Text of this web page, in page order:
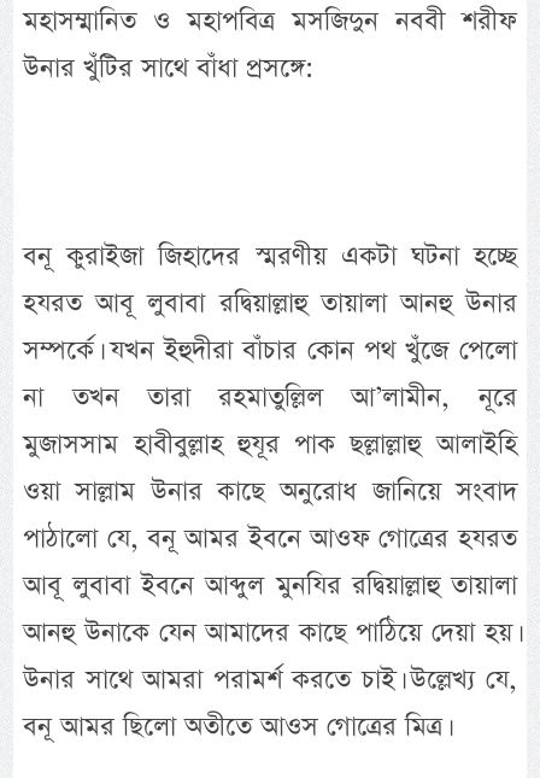
মহাসম্মানিত ও মহাপবিত্র মসজিদুন নববী শরীফ
উনার খুঁটির সাথে বাঁধা প্রসঙ্গে:
বনূ কুরাইজা জিহাদের স্মরণীয় একটা ঘটনা হচ্ছে
হযরত আবূ লুবাবা রদ্বিয়াল্লাহু তায়ালা আনহু উনার
সম্পর্কে। যখন ইহুদীরা বাঁচার কোন পথ খুঁজে পেলো
না তখন তারা রহমাতুল্লিল আ’লামীন, নূরে
মুজাসসাম হাবীবুল্লাহ হুযূর পাক ছল্লাল্লাহু আলাইহি
ওয়া সাল্লাম উনার কাছে অনুরোধ জানিয়ে সংবাদ
পাঠালো যে, বনূ আমর ইবনে আওফ গোত্রের হযরত
আবূ লুবাবা ইবনে আব্দুল মুনযির রদ্বিয়াল্লাহু তায়ালা
আনহু উনাকে যেন আমাদের কাছে পাঠিয়ে দেয়া হয়।
উনার সাথে আমরা পরামর্শ করতে চাই। উল্লেখ্য যে,
বনূ আমর ছিলো অতীতে আওস গোত্রের মিত্র।